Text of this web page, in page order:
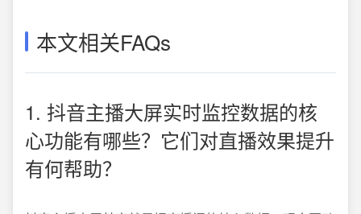
本文相关FAQs
1. 抖音主播大屏实时监控数据的核
心功能有哪些？它们对直播效果提升
有何帮助？